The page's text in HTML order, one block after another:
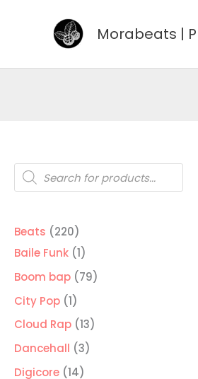
Morabeats |
Búsqueda
de
productos
Beats 220220
productos
Baile Funk 11
producto
Boom bap 7979
City Pop 11
producto
Cloud Rap 1313
Dancehall 33
Digicore 1414